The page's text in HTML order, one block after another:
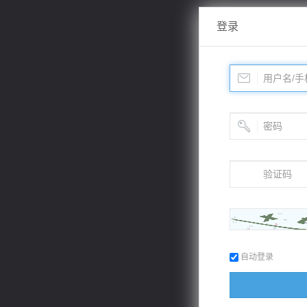
登录
自动登录